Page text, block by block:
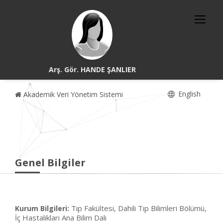
Arş. Gör. HANDE ŞANLIER
Akademik Veri Yönetim Sistemi English
Genel Bilgiler
Kurum Bilgileri: Tıp Fakültesi, Dahili Tıp Bilimleri Bölümü,
İç Hastalıkları Ana Bilim Dalı